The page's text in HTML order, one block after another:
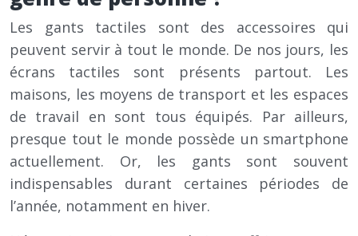
Les gants tactiles sont des accessoires qui
peuvent servir à tout le monde. De nos jours, les
écrans tactiles sont présents partout. Les
maisons, les moyens de transport et les espaces
de travail en sont tous équipés. Par ailleurs,
presque tout le monde possède un smartphone
actuellement. Or, les gants sont souvent
indispensables durant certaines périodes de
l’année, notamment en hiver.